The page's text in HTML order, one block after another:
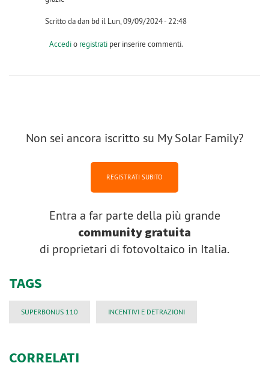
Scritto da dan bd il Lun, 09/09/2024 - 22:48
Accedio registratiper inserire commenti.
Non sei ancora iscritto su My Solar Family?
REGISTRATI SUBITO
Entra a far parte della più grande
community gratuita
di proprietari di fotovoltaico in Italia.
TAGS
SUPERBONUS 110 INCENTIVI E DETRAZIONI
CORRELATI